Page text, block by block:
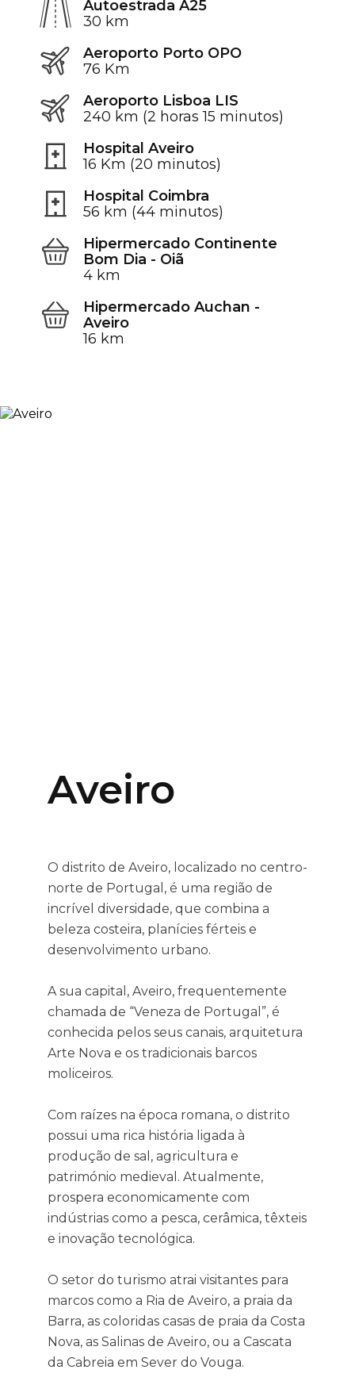
Autoestrada A25
30 km
Aeroporto Porto OPO
76 Km
Aeroporto Lisboa LIS
240 km (2 horas 15 minutos)
Hospital Aveiro
16 Km (20 minutos)
Hospital Coimbra
56 km (44 minutos)
Hipermercado Continente
Bom Dia - Oiã
4 km
Hipermercado Auchan -
Aveiro
16 km
Aveiro
O distrito de Aveiro, localizado no centro-
norte de Portugal, é uma região de
incrível diversidade, que combina a
beleza costeira, planícies férteis e
desenvolvimento urbano.
A sua capital, Aveiro, frequentemente
chamada de “Veneza de Portugal”, é
conhecida pelos seus canais, arquitetura
Arte Nova e os tradicionais barcos
moliceiros.
Com raízes na época romana, o distrito
possui uma rica história ligada à
produção de sal, agricultura e
património medieval. Atualmente,
prospera economicamente com
indústrias como a pesca, cerâmica, têxteis
e inovação tecnológica.
O setor do turismo atrai visitantes para
marcos como a Ria de Aveiro, a praia da
Barra, as coloridas casas de praia da Costa
Nova, as Salinas de Aveiro, ou a Cascata
da Cabreia em Sever do Vouga.